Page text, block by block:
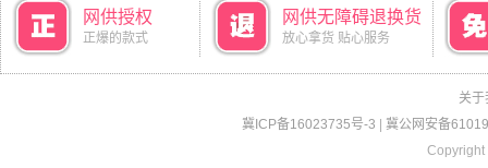
网供授权
正爆的款式
网供无障碍退换货
放心拿货 贴心服务
关于
冀ICP备16023735号-3
冀公网安备